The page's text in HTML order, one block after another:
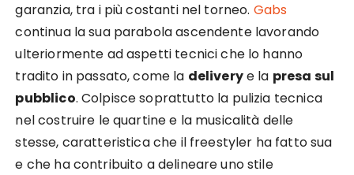
garanzia, tra i più costanti nel torneo. Gabs
continua la sua parabola ascendente lavorando
ulteriormente ad aspetti tecnici che lo hanno
tradito in passato, come la deliverye la presa sul
pubblico. Colpisce soprattutto la pulizia tecnica
nel costruire le quartine e la musicalità delle
stesse, caratteristica che il freestyler ha fatto sua
e che ha contribuito a delineare uno stile